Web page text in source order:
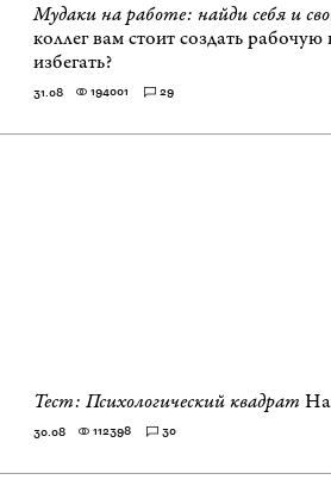
Мудаки на работе: найди себя и
коллег вам стоит создать рабочую
избегать?
31.08 194001 29
Тест: Психологический квадрат
30.08 112398 30